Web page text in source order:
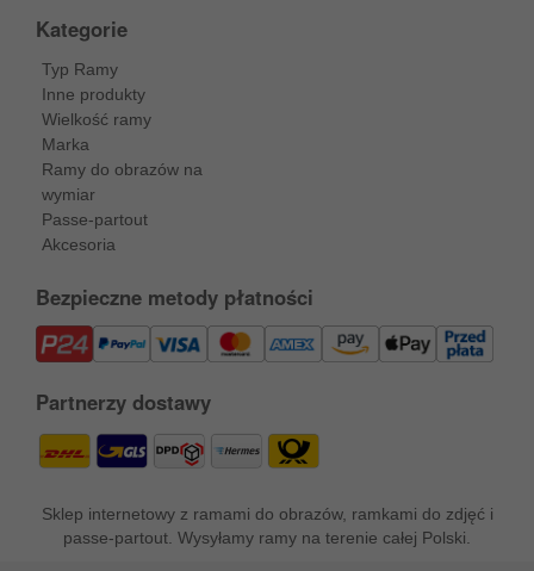
Kategorie
Typ Ramy
Inne produkty
Wielkość ramy
Marka
Ramy do obrazów na
wymiar
Passe-partout
Akcesoria
Bezpieczne metody płatności
Partnerzy dostawy
Sklep internetowy z ramami do obrazów, ramkami do zdjęć i
passe-partout. Wysyłamy ramy na terenie całej Polski.